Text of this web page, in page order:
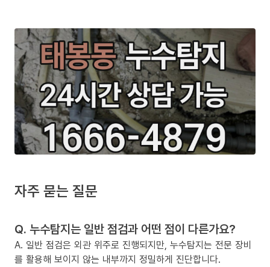
자주 묻는 질문
Q. 누수탐지는 일반 점검과 어떤 점이 다른가요?
A. 일반 점검은 외관 위주로 진행되지만, 누수탐지는 전문 장비
를 활용해 보이지 않는 내부까지 정밀하게 진단합니다.